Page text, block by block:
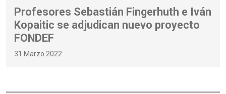
Profesores Sebastián Fingerhuth e Iván
Kopaitic se adjudican nuevo proyecto
FONDEF
31 Marzo 2022